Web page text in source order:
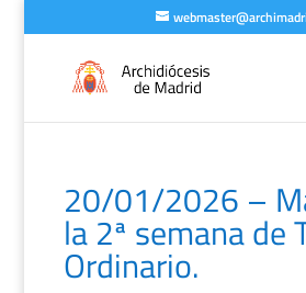
20/01/2026 –
la 2ª semana de
Ordinario.